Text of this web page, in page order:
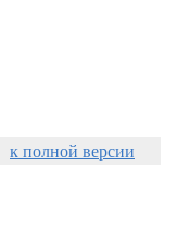
к полной версии